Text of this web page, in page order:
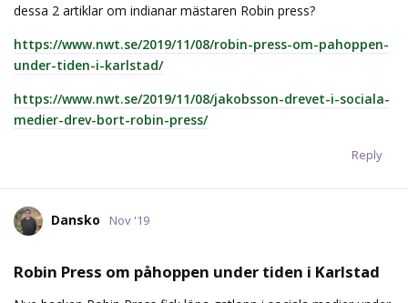
dessa 2 artiklar om indianar mästaren Robin press?
https://www.nwt.se/2019/11/08/robin-press-om-pahoppen-
under-tiden-i-karlstad/
https://www.nwt.se/2019/11/08/jakobsson-drevet-i-sociala-
medier-drev-bort-robin-press/
Reply
Dansko Nov '19
Robin Press om påhoppen under tiden i Karlstad